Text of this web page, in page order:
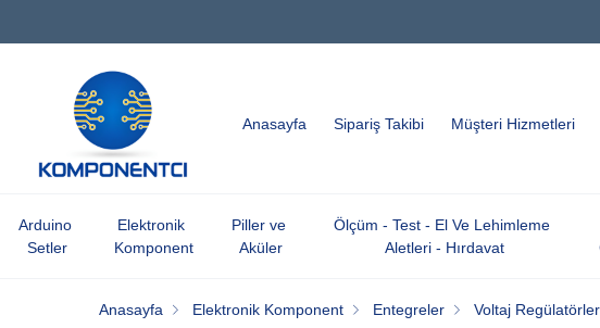
Anasayfa Sipariş Takibi Müşteri Hizmetleri
Arduino
Setler
Elektronik
Komponent
Piller ve
Aküler
Ölçüm - Test - El Ve Lehimleme
Aletleri - Hırdavat
Anasayfa Elektronik Komponent Entegreler Voltaj